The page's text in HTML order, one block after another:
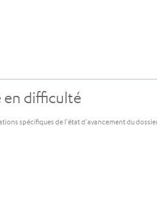
en difficulté
spécifiques de l'état d'avancement du